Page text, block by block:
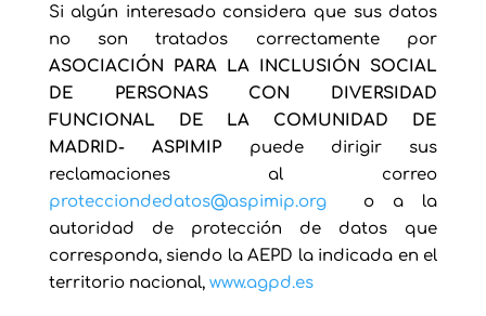
Si algún interesado considera que sus datos
no son tratados correctamente por
ASOCIACIÓN PARA LA INCLUSIÓN SOCIAL
DE PERSONAS CON DIVERSIDAD
FUNCIONAL DE LA COMUNIDAD DE
MADRID- ASPIMIP puede dirigir sus
reclamaciones al correo
protecciondedatos@aspimip.orgo a la
autoridad de protección de datos que
corresponda, siendo la AEPD la indicada en el
territorio nacional, www.agpd.es